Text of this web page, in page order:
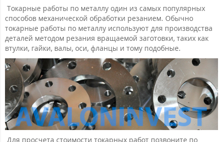
Токарные работы по металлу один из самых популярных
способов механической обработки резанием. Обычно
токарные работы по металлу используют для производства
деталей методом резания вращаемой заготовки, таких как
втулки, гайки, валы, оси, фланцы и тому подобные.
Для просчета стоимости токарных работ позвоните по